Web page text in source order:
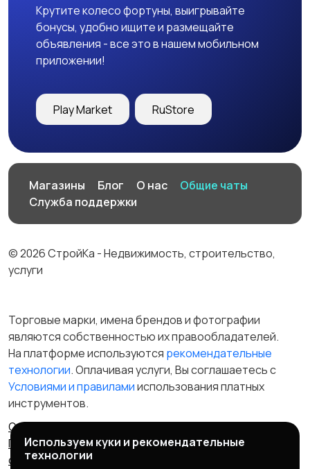
Крутите колесо фортуны, выигрывайте
бонусы, удобно ищите и размещайте
объявления - все это в нашем мобильном
приложении!
Play Market RuStore
Магазины Блог О нас
Общие чаты
Служба поддержки
© 2026 СтройКа - Недвижимость, строительство,
услуги
Торговые марки, имена брендов и фотографии
являются собственностью их правообладателей.
На платформе используются рекомендательные
технологии. Оплачивая услуги, Вы соглашаетесь c
Условиями и правиламииспользования платных
инструментов.
Отказ от ответственности
Правила сервиса
Политика конфиденциальности
Пользовательское
соглашение
Запрещенные товары/услуги
Используем куки и рекомендательные
технологии